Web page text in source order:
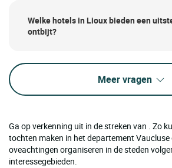
Welke hotels in Lioux bieden een
ontbijt?
Meer vragen
Ga op verkenning uit in de streken van . Zo
tochten maken in het departement Vaucluse
oveachtingen organiseren in de steden
interessegebieden.